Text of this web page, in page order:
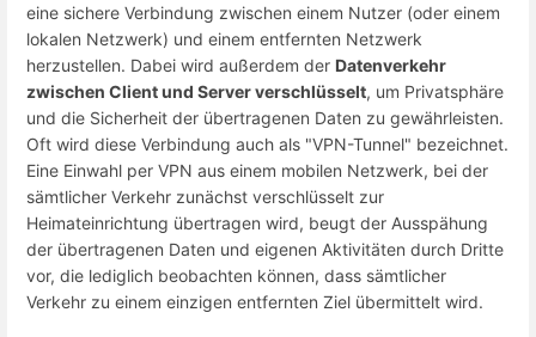
eine sichere Verbindung zwischen einem Nutzer (oder einem
lokalen Netzwerk) und einem entfernten Netzwerk
herzustellen. Dabei wird außerdem der Datenverkehr
zwischen Client und Server verschlüsselt, um Privatsphäre
und die Sicherheit der übertragenen Daten zu gewährleisten.
Oft wird diese Verbindung auch als "VPN-Tunnel" bezeichnet.
Eine Einwahl per VPN aus einem mobilen Netzwerk, bei der
sämtlicher Verkehr zunächst verschlüsselt zur
Heimateinrichtung übertragen wird, beugt der Ausspähung
der übertragenen Daten und eigenen Aktivitäten durch Dritte
vor, die lediglich beobachten können, dass sämtlicher
Verkehr zu einem einzigen entfernten Ziel übermittelt wird.